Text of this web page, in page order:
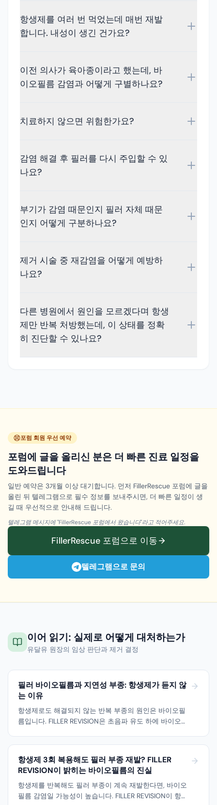
항생제를 여러 번 먹었는데 매번 재발
합니다. 내성이 생긴 건가요?
이전 의사가 육아종이라고 했는데, 바
이오필름 감염과 어떻게 구별하나요?
치료하지 않으면 위험한가요?
감염 해결 후 필러를 다시 주입할 수 있
나요?
부기가 감염 때문인지 필러 자체 때문
인지 어떻게 구분하나요?
제거 시술 중 재감염을 어떻게 예방하
나요?
다른 병원에서 원인을 모르겠다며 항생
제만 반복 처방했는데, 이 상태를 정확
히 진단할 수 있나요?
포럼 회원 우선 예약
포럼에 글을 올리신 분은 더 빠른 진료 일정을
도와드립니다
일반 예약은 3개월 이상 대기합니다. 먼저 FillerRescue 포럼에 글을
올린 뒤 텔레그램으로 필수 정보를 보내주시면, 더 빠른 일정이 생
길 때 우선적으로 안내해 드립니다.
텔레그램 메시지에 "FillerRescue 포럼에서 왔습니다"라고 적어주세요.
FillerRescue 포럼으로 이동
텔레그램으로 문의
이어 읽기: 실제로 어떻게 대처하는가
유달유 원장의 임상 판단과 제거 결정
필러 바이오필름과 지연성 부종: 항생제가 듣지 않
는 이유
항생제로도 해결되지 않는 반복 부종의 원인은 바이오필
름입니다. FILLER REVISION은 초음파 유도 하에 바이오필
항생제 3회 복용해도 필러 부종 재발? FILLER
REVISION이 밝히는 바이오필름의 진실
항생제를 반복해도 필러 부종이 계속 재발한다면, 바이오
필름 감염일 가능성이 높습니다. FILLER REVISION이 항생